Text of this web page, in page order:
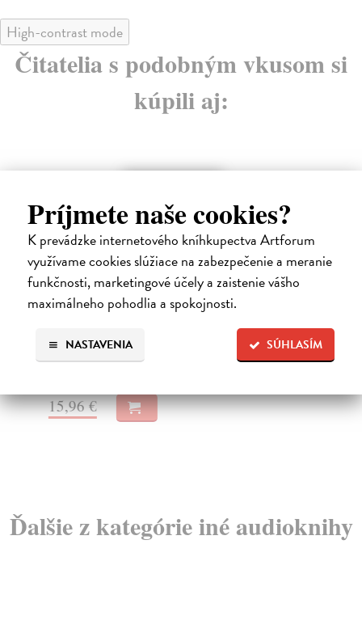
Príjmete naše cookies?
K prevádzke internetového kníhkupectva Artforum
využívame cookies slúžiace na zabezpečenie a meranie
funkčnosti, marketingové účely a zaistenie vášho
maximálneho pohodlia a spokojnosti.
SÚHLASÍM
NASTAVENIA
High-contrast mode
Čitatelia s podobným vkusom si
kúpili aj:
Nebuďte people-pleaser
Magee Hailey
| Elektronická audiokniha
Osvoboďte se od nutkání dávat přednost pocitům
ostatních lidí před těmi vašimi.Už jste někdy šli na ...
15,96 €
Ďalšie z kategórie iné audioknihy